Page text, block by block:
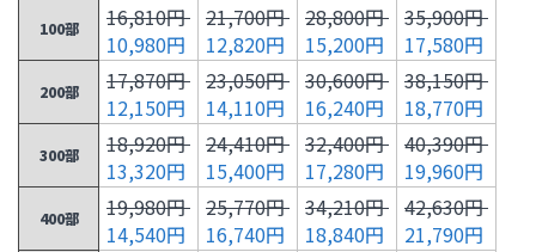
100部
16,810円
10,980円
21,700円
12,820円
28,800円
15,200円
35,900円
17,580円
200部
17,870円
12,150円
23,050円
14,110円
30,600円
16,240円
38,150円
18,770円
300部
18,920円
13,320円
24,410円
15,400円
32,400円
17,280円
40,390円
19,960円
400部
19,980円
14,540円
25,770円
16,740円
34,210円
18,840円
42,630円
21,790円